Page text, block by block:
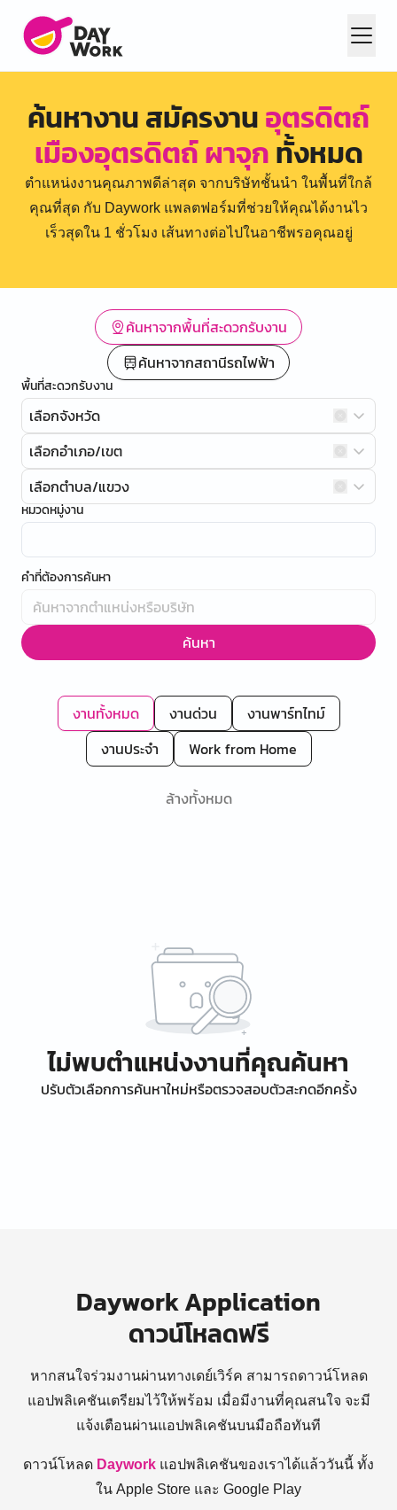
ค้นหางาน สมัครงานอุตรดิตถ์
เมืองอุตรดิตถ์ ผาจุกทั้งหมด
ตำแหน่งงานคุณภาพดีล่าสุด จากบริษัทชั้นนำ ในพื้นที่ใกล้
คุณที่สุด กับ Daywork แพลตฟอร์มที่ช่วยให้คุณได้งานไว
เร็วสุดใน 1 ชั่วโมง เส้นทางต่อไปในอาชีพรอคุณอยู่
ค้นหาจากพื้นที่สะดวกรับงาน
ค้นหาจากสถานีรถไฟฟ้า
พื้นที่สะดวกรับงาน
เลือกจังหวัด
เลือกอำเภอ/เขต
เลือกตำบล/แขวง
หมวดหมู่งาน
คำที่ต้องการค้นหา
ค้นหา
งานทั้งหมด งานด่วน
งานพาร์ทไทม์
งานประจำ
Work from Home
ล้างทั้งหมด
ไม่พบตำแหน่งงานที่คุณค้นหา
ปรับตัวเลือกการค้นหาใหม่หรือตรวจสอบตัวสะกดอีกครั้ง
Daywork Application
ดาวน์โหลดฟรี
หากสนใจร่วมงานผ่านทางเดย์เวิร์ค สามารถดาวน์โหลด
แอปพลิเคชันเตรียมไว้ให้พร้อม เมื่อมีงานที่คุณสนใจ จะมี
แจ้งเตือนผ่านแอปพลิเคชันบนมือถือทันที
ดาวน์โหลด Daywork แอปพลิเคชันของเราได้แล้ววันนี้ ทั้ง
ใน Apple Store และ Google Play